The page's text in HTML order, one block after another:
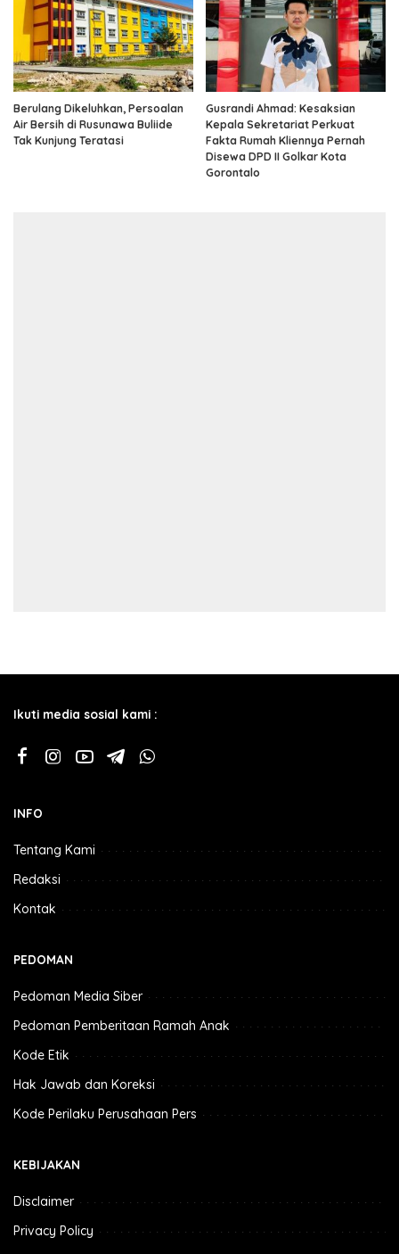
Berulang Dikeluhkan, Persoalan
Air Bersih di Rusunawa Buliide
Tak Kunjung Teratasi
Gusrandi Ahmad: Kesaksian
Kepala Sekretariat Perkuat
Fakta Rumah Kliennya Pernah
Disewa DPD II Golkar Kota
Gorontalo
Ikuti media sosial kami :
INFO
Tentang Kami
Redaksi
Kontak
PEDOMAN
Pedoman Media Siber
Pedoman Pemberitaan Ramah Anak
Kode Etik
Hak Jawab dan Koreksi
Kode Perilaku Perusahaan Pers
KEBIJAKAN
Disclaimer
Privacy Policy